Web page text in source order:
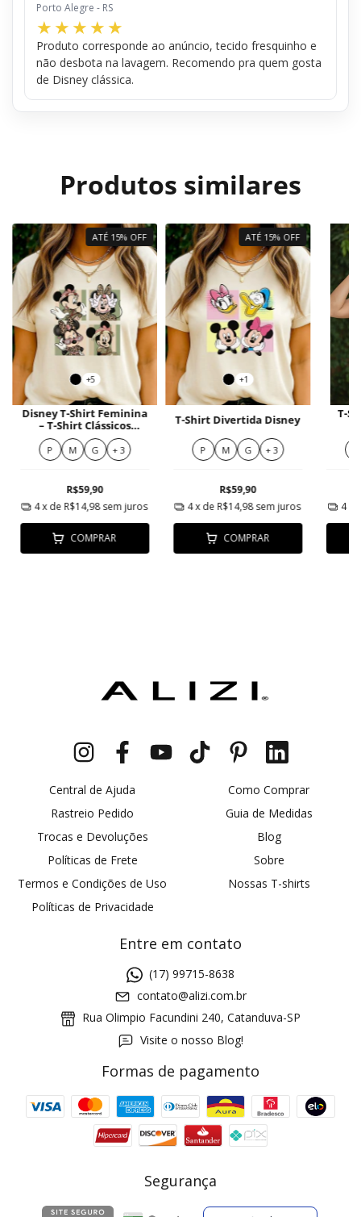
Porto Alegre - RS
Produto corresponde ao anúncio, tecido fresquinho e
não desbota na lavagem. Recomendo pra quem gosta
de Disney clássica.
Produtos similares
ATÉ 15% OFF
+5
Disney T-Shirt Feminina
– T-Shirt Clássicos
Disney
P M G + 3
R$59,90
4x de R$14,98 sem juros
COMPRAR
ATÉ 15% OFF
+1
T-Shirt Divertida Disney
P M G + 3
R$59,90
4x de R$14,98sem juros
COMPRAR
T-
4
Central de Ajuda
Rastreio Pedido
Trocas e Devoluções
Políticas de Frete
Termos e Condições de Uso
Políticas de Privacidade
Como Comprar
Guia de Medidas
Blog
Sobre
Nossas T-shirts
Entre em contato
(17) 99715-8638
contato@alizi.com.br
Rua Olimpio Facundini 240, Catanduva-SP
Visite o nosso Blog!
Formas de pagamento
Segurança
Cupom 1a compra: GANHE5